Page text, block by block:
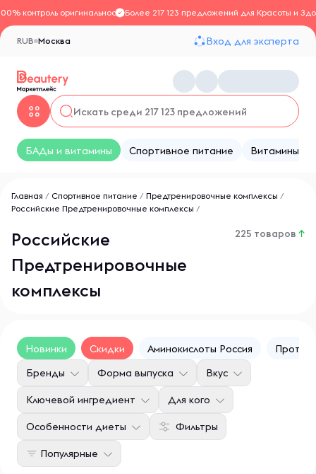
контроль оригинальностиБолее 217 123 предложений для Красоты и
Москва
RUB Вход для эксперта
БАДы и витамины Спортивное питание Витамины
Главная / Спортивное питание / Предтренировочные комплексы /
Российские Предтренировочные комплексы /
Российские
Предтренировочные
комплексы
225 товаров ↑
Новинки Скидки Аминокислоты Россия
Фильтры
Бренды Форма выпуска Вкус
Ключевой ингредиент Для кого
Особенности диеты
Популярные